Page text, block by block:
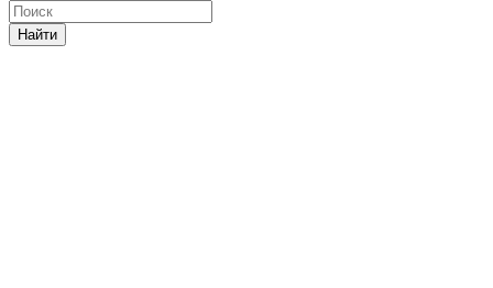
Найти